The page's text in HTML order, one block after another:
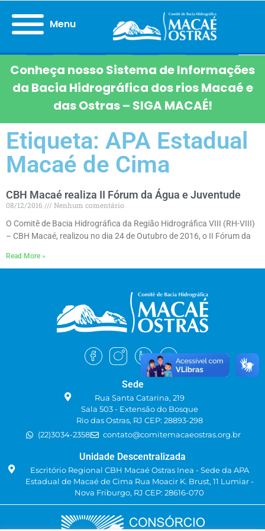
Menu
Conheça nosso Sistema de Informações
da Bacia Hidrográfica dos rios Macaé e
das Ostras – SIGA MACAÉ!
Etiqueta: APA Estadual
Macaé de Cima
CBH Macaé realiza II Fórum da Água e Juventude
08/12/2016
Nenhum comentário
O Comitê de Bacia Hidrográfica da Região Hidrográfica VIII (RH-VIII)
– CBH Macaé, realizou no dia 24 de Outubro de 2016, o II Fórum da
Read More »
Sede
Rua Santa Catarina, 219
Sala 503 - Extensão do Bosque
Rio das Ostras, RJ CEP: 28893-298
(22)3034-2358
contato@comitemacaeostras.org.br
Unidade Descentralizada
Escritório Regional CBH Macaé Ostras Inea - Sede da APA
Estadual de Macaé de Cima Rua Moacir K. Brust, 11 Lumiar -
Nova Friburgo, RJ CEP: 28616-070